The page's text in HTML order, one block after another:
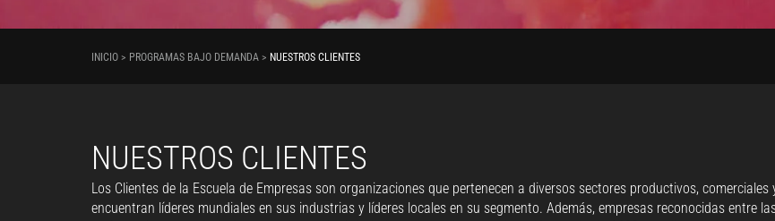
INICIO > PROGRAMAS BAJO DEMANDA > NUESTROS CLIENTES
NUESTROS CLIENTES
Los Clientes de la Escuela de Empresas son organizaciones que pertenecen a diversos sectores productivos,
encuentran líderes mundiales en sus industrias y líderes locales en su segmento. Además, empresas reconocidas entre